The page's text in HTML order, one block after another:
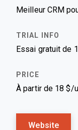
Meilleur CRM
Essai gratuit de
À partir de 18 $/
Website